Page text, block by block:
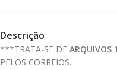
Descrição
***TRATA-SE DE ARQUIVOS
PELOS CORREIOS.